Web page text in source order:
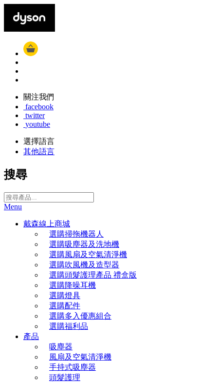
關注我們
facebook
twitter
youtube
選擇語言
其他語言
搜尋
Menu
戴森線上商城
選購掃拖機器人
選購吸塵器及洗地機
選購風扇及空氣清淨機
選購吹風機及造型器
選購頭髮護理產品 禮盒版
選購降噪耳機
選購燈具
選購配件
選購多入優惠組合
選購福利品
產品
吸塵器
風扇及空氣清淨機
手持式吸塵器
頭髮護理